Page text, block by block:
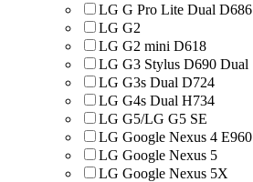
LG G Pro Lite Dual D686
LG G2
LG G2 mini D618
LG G3 Stylus D690 Dual
LG G3s Dual D724
LG G4s Dual H734
LG G5/LG G5 SE
LG Google Nexus 4 E960
LG Google Nexus 5
LG Google Nexus 5X